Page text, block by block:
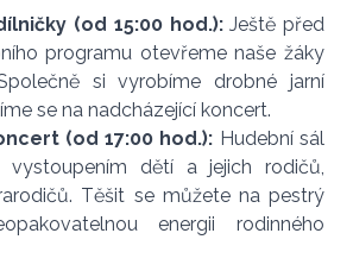
(od 15:00 hod.):Ještě před
programu otevřeme naše žáky
si vyrobíme drobné jarní
se na nadcházející koncert.
(od 17:00 hod.): Hudební sál
vystoupením dětí a jejich rodičů,
Těšit se můžete na pestrý
energii rodinného